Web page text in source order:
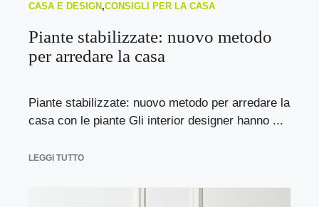
CASA E DESIGN ,CONSIGLI PER LA CASA
Piante stabilizzate: nuovo metodo
per arredare la casa
Piante stabilizzate: nuovo metodo per arredare la
casa con le piante Gli interior designer hanno ...
LEGGI TUTTO